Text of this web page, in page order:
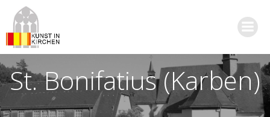
St. Bonifatius (Karben)